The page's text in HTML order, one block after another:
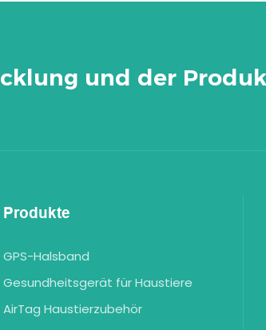
und der
Produkte
GPS-Halsband
Gesundheitsgerät für Haustiere
AirTag Haustierzubehör